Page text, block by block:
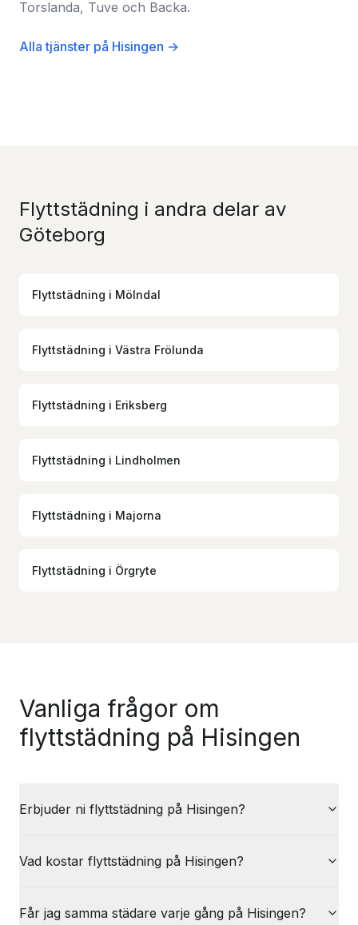
Torslanda, Tuve och Backa.
Alla tjänster på Hisingen →
Flyttstädning i andra delar av
Göteborg
Flyttstädning i Mölndal
Flyttstädning i Västra Frölunda
Flyttstädning i Eriksberg
Flyttstädning i Lindholmen
Flyttstädning i Majorna
Flyttstädning i Örgryte
Vanliga frågor om
flyttstädning på Hisingen
Erbjuder ni flyttstädning på Hisingen?
Vad kostar flyttstädning på Hisingen?
Får jag samma städare varje gång på Hisingen?